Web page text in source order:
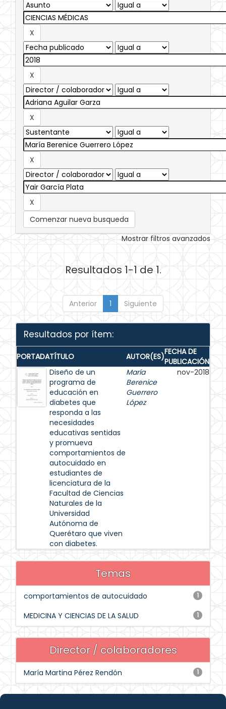
Comenzar nueva busqueda
Mostrar filtros avanzados
Resultados 1-1 de 1.
Anterior 1 Siguiente
Resultados por ítem:
PORTADATÍTULO AUTOR(ES)FECHA DE
PUBLICACIÓN
Diseño de un
programa de
educación en
diabetes que
responda a las
necesidades
educativas sentidas
y promueva
comportamientos de
autocuidado en
estudiantes de
licenciatura de la
Facultad de Ciencias
Naturales de la
Universidad
Autónoma de
Querétaro que viven
con diabetes.
María
Berenice
Guerrero
López
nov-2018
Temas
1
comportamientos de autocuidado
1
MEDICINA Y CIENCIAS DE LA SALUD
Director / colaboradores
1
María Martina Pérez Rendón